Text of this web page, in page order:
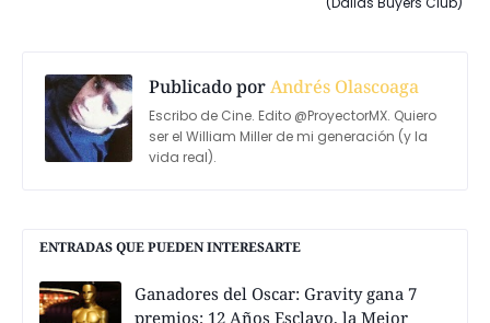
Publicado porAndrés Olascoaga
Escribo de Cine. Edito @ProyectorMX. Quiero
ser el William Miller de mi generación (y la
vida real).
ENTRADAS QUE PUEDEN INTERESARTE
Ganadores del Oscar: Gravity gana 7
premios; 12 Años Esclavo, la Mejor